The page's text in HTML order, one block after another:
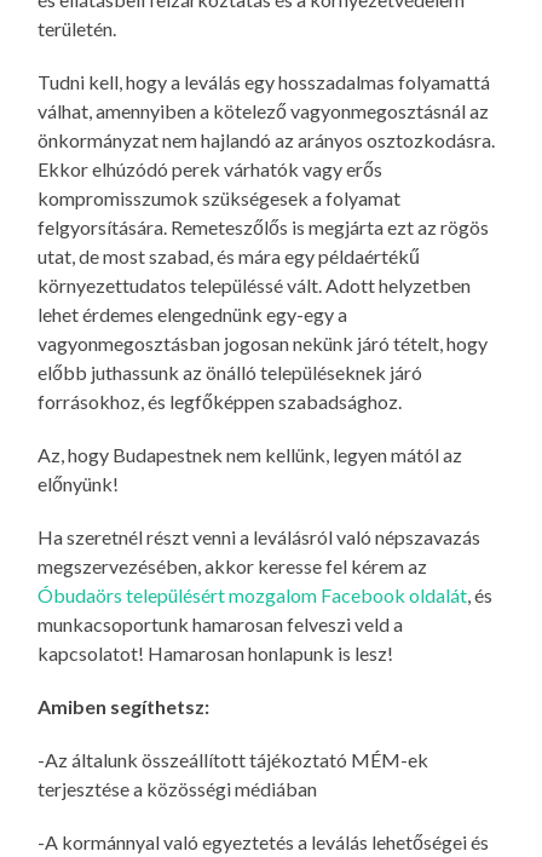
területén.
Tudni kell, hogy a leválás egy hosszadalmas folyamattá
válhat, amennyiben a kötelező vagyonmegosztásnál az
önkormányzat nem hajlandó az arányos osztozkodásra.
Ekkor elhúzódó perek várhatók vagy erős
kompromisszumok szükségesek a folyamat
felgyorsítására. Remeteszőlős is megjárta ezt az rögös
utat, de most szabad, és mára egy példaértékű
környezettudatos településsé vált. Adott helyzetben
lehet érdemes elengednünk egy-egy a
vagyonmegosztásban jogosan nekünk járó tételt, hogy
előbb juthassunk az önálló településeknek járó
forrásokhoz, és legfőképpen szabadsághoz.
Az, hogy Budapestnek nem kellünk, legyen mától az
előnyünk!
Ha szeretnél részt venni a leválásról való népszavazás
megszervezésében, akkor keresse fel kérem az
Óbudaörs településért mozgalom Facebook oldalát, és
munkacsoportunk hamarosan felveszi veld a
kapcsolatot! Hamarosan honlapunk is lesz!
Amiben segíthetsz:
-Az általunk összeállított tájékoztató MÉM-ek
terjesztése a közösségi médiában
-A kormánnyal való egyeztetés a leválás lehetőségei és